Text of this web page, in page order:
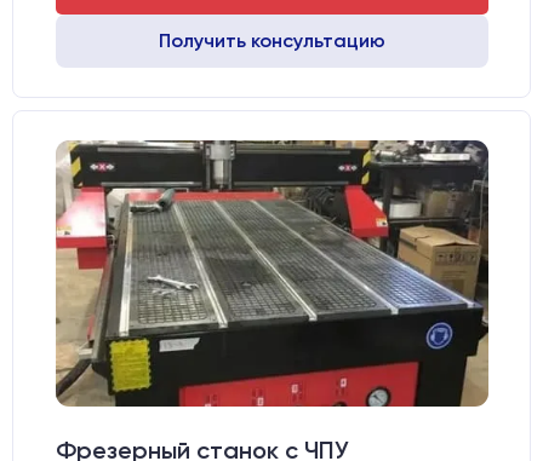
Получить консультацию
Фрезерный станок с ЧПУ